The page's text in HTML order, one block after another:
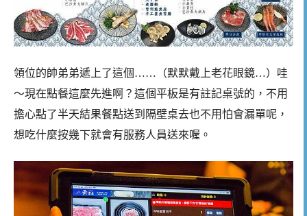
領位的帥弟弟遞上了這個……（默默戴上老花眼鏡…）哇
～現在點餐這麼先進啊？這個平板是有註記桌號的，不用
擔心點了半天結果餐點送到隔壁桌去也不用怕會漏單呢，
想吃什麼按幾下就會有服務人員送來喔。